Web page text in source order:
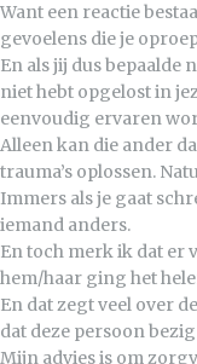
Want een reactie
gevoelens die je
En als jij dus
niet hebt opgelost in
eenvoudig ervaren
Alleen kan die ander
trauma’s oplossen.
Immers als je gaat
iemand anders.
En toch merk ik dat er
hem/haar ging het
En dat zegt veel over
dat deze persoon
Mijn advies is om